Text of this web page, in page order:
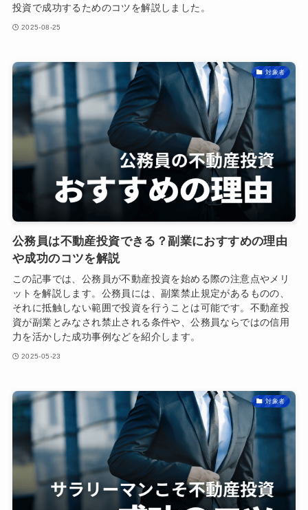
投資で成功するためのコツを解説しました。
2025-08-25
対象者
公務員は不動産投資できる？副業におすすめの理由
や成功のコツを解説
この記事では、公務員が不動産投資を始める際の注意点やメリ
ットを解説します。公務員には、副業禁止規定があるものの、
それに抵触しない範囲で投資を行うことは可能です。不動産投
資が副業とみなされ禁止される条件や、公務員ならではの信用
力を活かした成功事例などを紹介します。
2025-05-23
対象者